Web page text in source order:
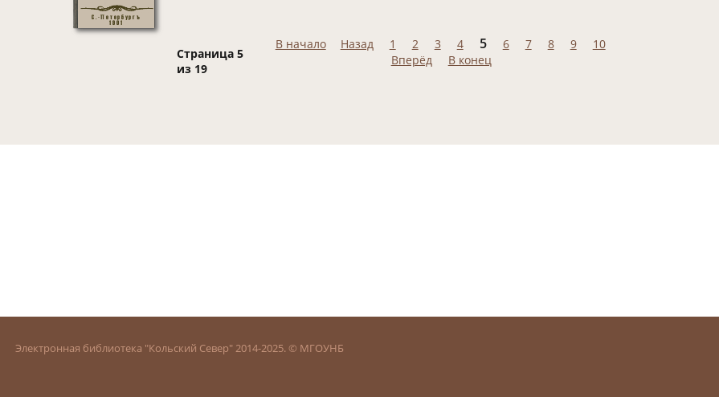
Страница 5
из 19
В начало Назад 1 2 3 4 5 6 7 8 9
10
Вперёд
В конец
Электронная библиотека "Кольский Север" 2014-2025. © МГОУНБ